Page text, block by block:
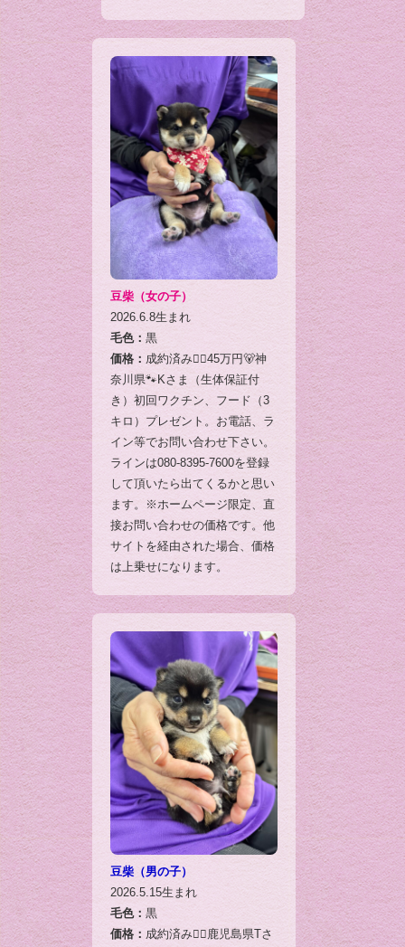
豆柴（女の子）
2026.6.8生まれ
毛色： 黒
価格： 成約済み🙇‍♂️45万円🐻神
奈川県🐾Kさま（生体保証付
き）初回ワクチン、フード（3
キロ）プレゼント。お電話、ラ
イン等でお問い合わせ下さい。
ラインは080-8395-7600を登録
して頂いたら出てくるかと思い
ます。※ホームページ限定、直
接お問い合わせの価格です。他
サイトを経由された場合、価格
は上乗せになります。
豆柴（男の子）
2026.5.15生まれ
毛色： 黒
価格： 成約済み🙇‍♂️鹿児島県Tさ